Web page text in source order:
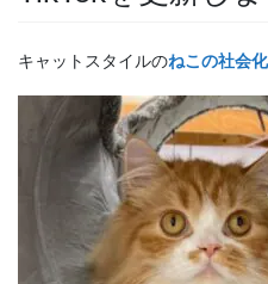
キャットスタイルのねこの社会化